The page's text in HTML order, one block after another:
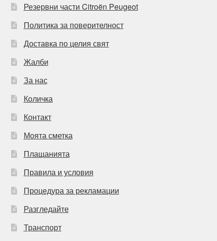
Резервни части Citroën Peugeot
Политика за поверителност
Доставка по целия свят
Жалби
За нас
Количка
Контакт
Моята сметка
Плащанията
Правила и условия
Процедура за рекламации
Разгледайте
Транспорт